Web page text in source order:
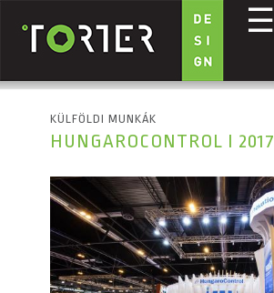
Ugrás a tartalomra
☰
KÜLFÖLDI MUNKÁK
HUNGAROCONTROL I 2017